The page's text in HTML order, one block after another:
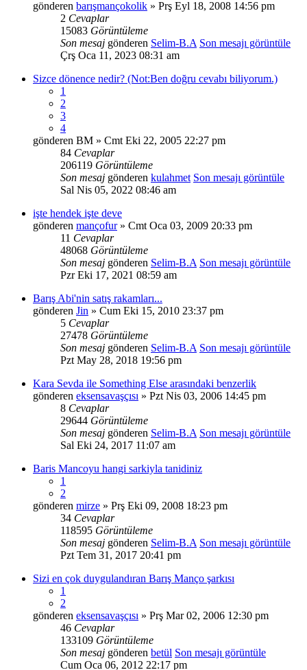
gönderen barışmançokolik » Prş Eyl 18, 2008 14:56 pm
2 Cevaplar
15083 Görüntüleme
Son mesaj gönderen Selim-B.A Son mesajı görüntüle
Çrş Oca 11, 2023 08:31 am
Sizce dönence nedir? (Not:Ben doğru cevabı biliyorum.)
1
2
3
4
gönderen BM » Cmt Eki 22, 2005 22:27 pm
84 Cevaplar
206119 Görüntüleme
Son mesaj gönderen kulahmet Son mesajı görüntüle
Sal Nis 05, 2022 08:46 am
işte hendek işte deve
gönderen mançofur» Cmt Oca 03, 2009 20:33 pm
11 Cevaplar
48068 Görüntüleme
Son mesaj gönderen Selim-B.A Son mesajı görüntüle
Pzr Eki 17, 2021 08:59 am
Barış Abi'nin satış rakamları...
gönderen Jin » Cum Eki 15, 2010 23:37 pm
5 Cevaplar
27478 Görüntüleme
Son mesaj gönderen Selim-B.A Son mesajı görüntüle
Pzt May 28, 2018 19:56 pm
Kara Sevda ile Something Else arasındaki benzerlik
gönderen eksensavaşçısı » Pzt Nis 03, 2006 14:45 pm
8 Cevaplar
29644 Görüntüleme
Son mesaj gönderen Selim-B.A Son mesajı görüntüle
Sal Eki 24, 2017 11:07 am
Baris Mancoyu hangi sarkiyla tanidiniz
1
2
gönderen mirze » Prş Eki 09, 2008 18:23 pm
34 Cevaplar
118595 Görüntüleme
Son mesaj gönderen Selim-B.A Son mesajı görüntüle
Pzt Tem 31, 2017 20:41 pm
Sizi en çok duygulandıran Barış Manço şarkısı
1
2
gönderen eksensavaşçısı » Prş Mar 02, 2006 12:30 pm
46 Cevaplar
133109 Görüntüleme
Son mesaj gönderen betül Son mesajı görüntüle
Cum Oca 06, 2012 22:17 pm